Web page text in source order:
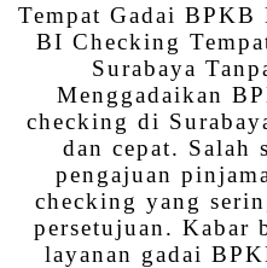
Tempat Gadai BPKB
BI Checking
Surabaya
Menggadaikan
checking di
dan cepat. Salah
pengajuan
checking yang
persetujuan. Kabar
layanan gadai